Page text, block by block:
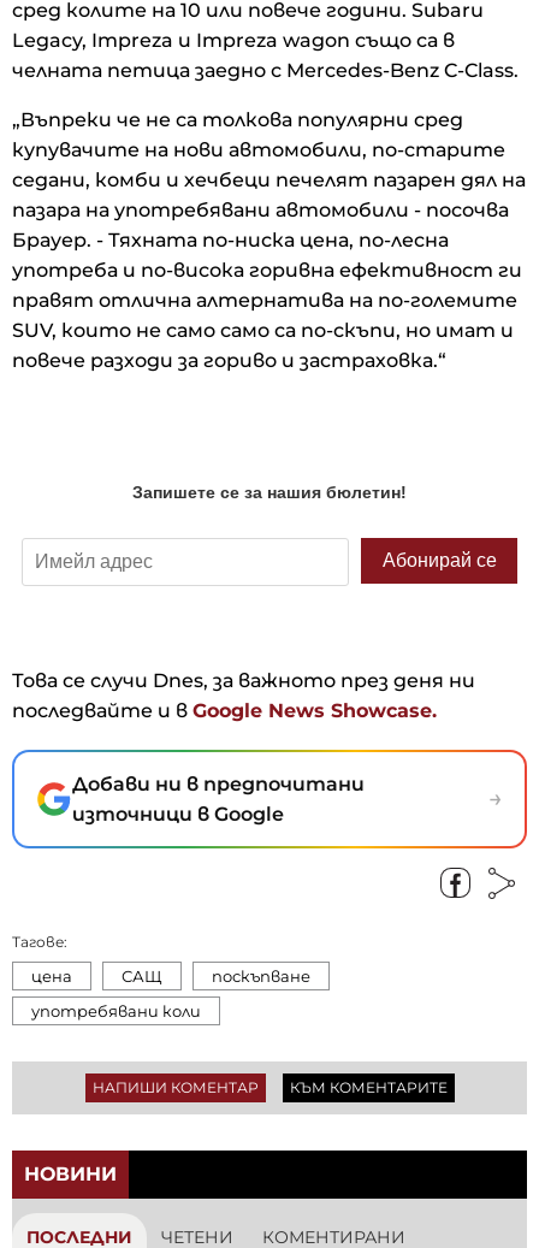
сред колите на 10 или повече години. Subaru
Legacy, Impreza и Impreza wagon също са в
челната петица заедно с Mercedes-Benz C-Class.
„Въпреки че не са толкова популярни сред
купувачите на нови автомобили, по-старите
седани, комби и хечбеци печелят пазарен дял на
пазара на употребявани автомобили - посочва
Брауер. - Тяхната по-ниска цена, по-лесна
употреба и по-висока горивна ефективност ги
правят отлична алтернатива на по-големите
SUV, които не само само са по-скъпи, но имат и
повече разходи за гориво и застраховка.“
Това се случи Dnes, за важното през деня ни
последвайте и в Google News Showcase.
Добави ни в предпочитани
източници в Google
→
Тагове:
цена САЩ
поскъпване
употребявани коли
НАПИШИ КОМЕНТАР КЪМ КОМЕНТАРИТЕ
НОВИНИ
ПОСЛЕДНИ ЧЕТЕНИ КОМЕНТИРАНИ